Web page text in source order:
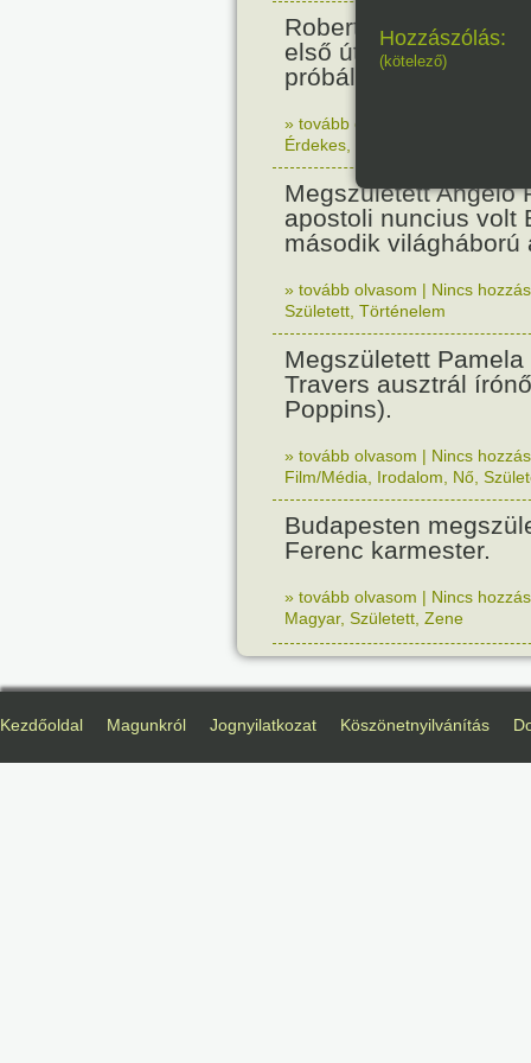
Robert Fulton
első útját. Párizsban
próbálták ki.
» tovább olvasom
Érdekes
Megszületett Angelo
apostoli nuncius volt
második világháború
» tovább olvasom | Nincs
Született Történelem
Megszületett Pamela
Travers ausztrál
Poppins).
» tovább olvasom | Nincs
Film/Média
Irodalom Nő
Budapesten
Ferenc karmester.
» tovább olvasom | Nincs
Magyar, Született Zene
Hozzászólás:
(kötelező)
Kezdőoldal Magunkról Jognyilatkozat Köszönetnyilvánítás